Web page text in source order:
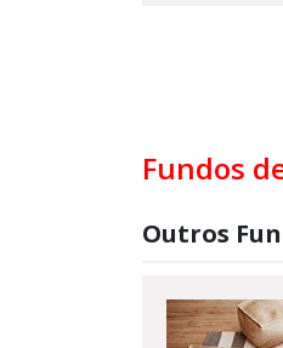
Fundos
Outros